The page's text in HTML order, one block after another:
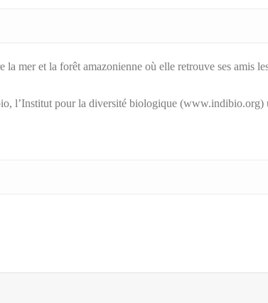
mer et la forêt amazonienne où elle retrouve ses amis
l’Institut pour la diversité biologique (www.indibio.org)